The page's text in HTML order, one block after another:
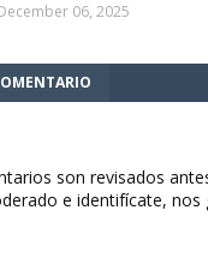
06, 2025
son revisados
e identifícate, nos